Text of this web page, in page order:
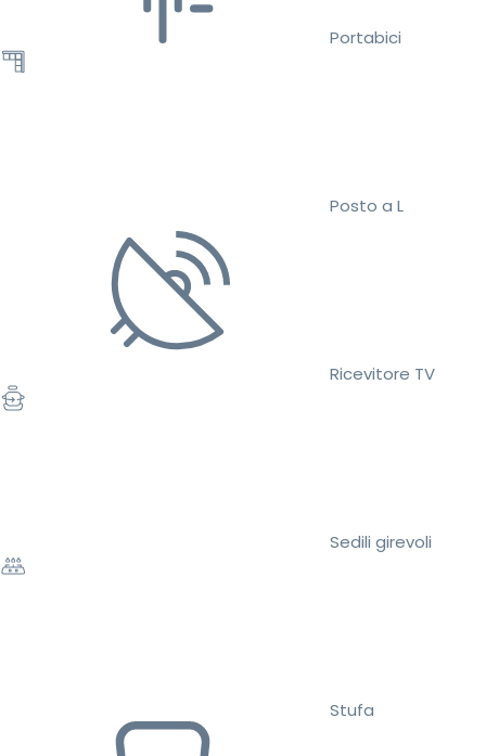
Portabici
Posto a L
Ricevitore TV
Sedili girevoli
Stufa